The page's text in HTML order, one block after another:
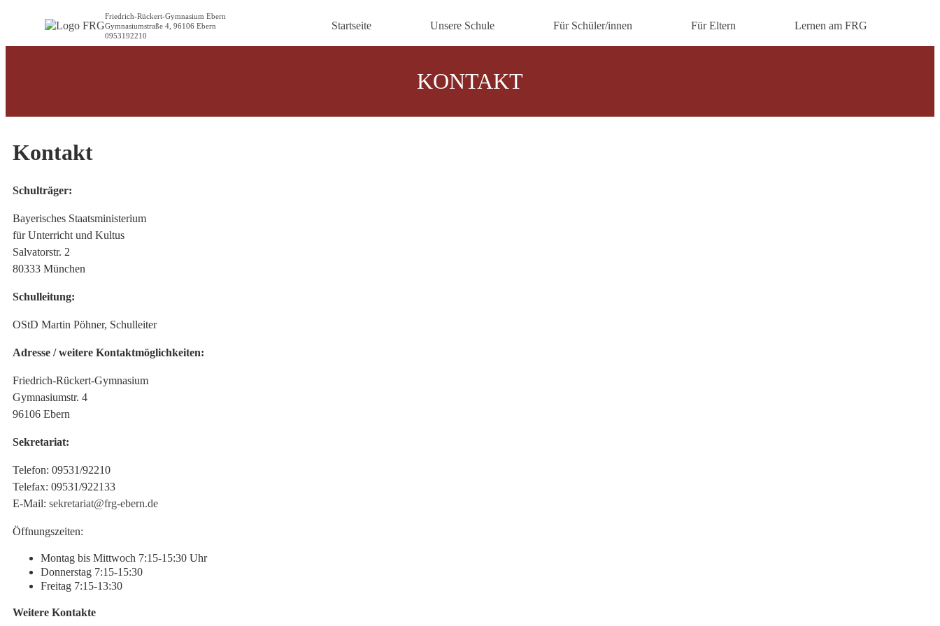
Friedrich-Rückert-Gymnasium Ebern
Gymnasiumstraße 4, 96106 Ebern
0953192210
Startseite Unsere Schule Für Schüler/innen Für Eltern Lernen am FRG
KONTAKT
Kontakt
Schulträger:
Bayerisches Staatsministerium
für Unterricht und Kultus
Salvatorstr. 2
80333 München
Schulleitung:
OStD Martin Pöhner, Schulleiter
Adresse / weitere Kontaktmöglichkeiten:
Friedrich-Rückert-Gymnasium
Gymnasiumstr. 4
96106 Ebern
Sekretariat:
Telefon: 09531/92210
Telefax: 09531/922133
E-Mail: sekretariat@frg-ebern.de
Öffnungszeiten:
Montag bis Mittwoch 7:15-15:30 Uhr
Donnerstag 7:15-15:30
Freitag 7:15-13:30
Weitere Kontakte